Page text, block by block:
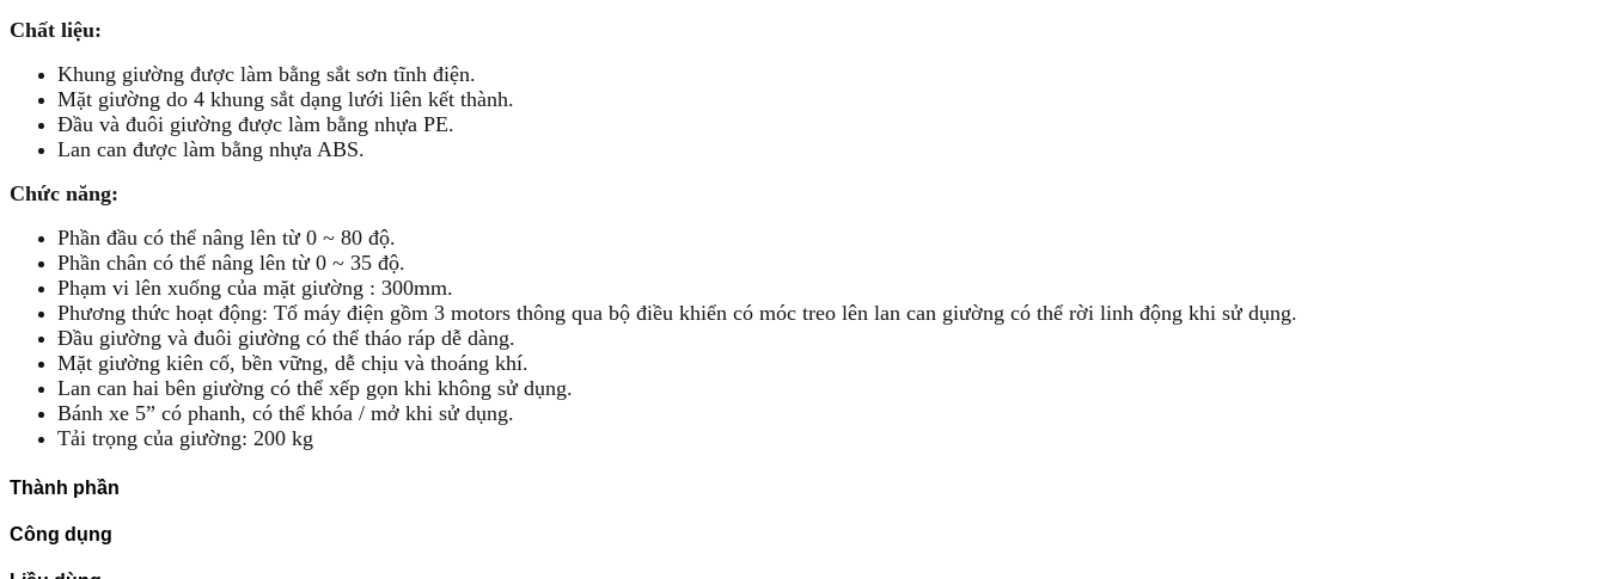
Chất liệu:
Khung giường được làm bằng sắt sơn tĩnh điện.
Mặt giường do 4 khung sắt dạng lưới liên kết thành.
Đầu và đuôi giường được làm bằng nhựa PE.
Lan can được làm bằng nhựa ABS.
Chức năng:
Phần đầu có thể nâng lên từ 0 ~ 80 độ.
Phần chân có thể nâng lên từ 0 ~ 35 độ.
Phạm vi lên xuống của mặt giường : 300mm.
Phương thức hoạt động: Tổ máy điện gồm 3 motors thông qua bộ điều khiển có móc treo lên lan can giường có thể rời linh động khi sử dụng.
Đầu giường và đuôi giường có thể tháo ráp dễ dàng.
Mặt giường kiên cố, bền vững, dễ chịu và thoáng khí.
Lan can hai bên giường có thể xếp gọn khi không sử dụng.
Bánh xe 5” có phanh, có thể khóa / mở khi sử dụng.
Tải trọng của giường: 200 kg
Thành phần
Công dụng